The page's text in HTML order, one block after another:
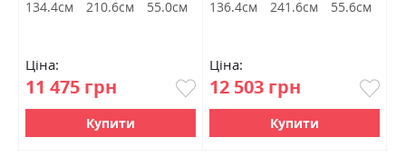
134.4см 210.6см 55.0см
Ціна:
11 475 грн
Купити
136.4см 241.6см 55.6см
Ціна:
12 503 грн
Купити